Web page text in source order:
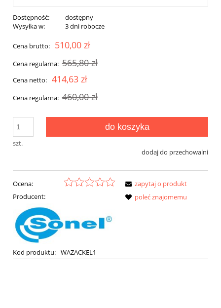
Dostępność:
dostępny
Wysyłka w:
3 dni robocze
Cena brutto: 510,00 zł
Cena regularna: 565,80 zł
Cena netto: 414,63 zł
Cena regularna: 460,00 zł
szt.
do koszyka
dodaj do przechowalni
Ocena:
Producent:
Kod produktu: WAZACKEL1
zapytaj o produkt
poleć znajomemu